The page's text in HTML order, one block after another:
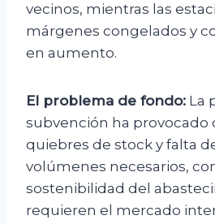
vecinos, mientras las
márgenes congelados y
en aumento.
El problema de fondo: La
subvención ha provocado
quiebres de stock y falta
volúmenes necesarios,
sostenibilidad del
requieren el mercado